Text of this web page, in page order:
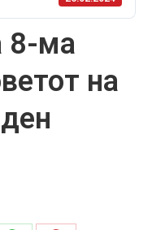
8-ма
на